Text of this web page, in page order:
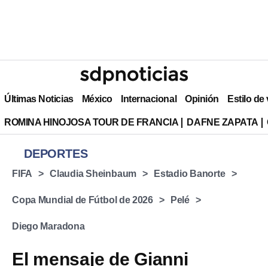
Últimas Noticias México Internacional Opinión Estilo de
ROMINA HINOJOSA TOUR DE FRANCIA DAFNE ZAPATA
DEPORTES
FIFA Claudia Sheinbaum Estadio Banorte
Copa Mundial de Fútbol de 2026 Pelé
Diego Maradona
El mensaje de Gianni